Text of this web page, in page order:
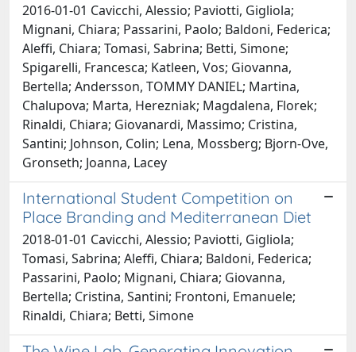
2016-01-01 Cavicchi, Alessio; Paviotti, Gigliola;
Mignani, Chiara; Passarini, Paolo; Baldoni, Federica;
Aleffi, Chiara; Tomasi, Sabrina; Betti, Simone;
Spigarelli, Francesca; Katleen, Vos; Giovanna,
Bertella; Andersson, TOMMY DANIEL; Martina,
Chalupova; Marta, Herezniak; Magdalena, Florek;
Rinaldi, Chiara; Giovanardi, Massimo; Cristina,
Santini; Johnson, Colin; Lena, Mossberg; Bjorn-Ove,
Gronseth; Joanna, Lacey
International Student Competition on
Place Branding and Mediterranean Diet
2018-01-01 Cavicchi, Alessio; Paviotti, Gigliola;
Tomasi, Sabrina; Aleffi, Chiara; Baldoni, Federica;
Passarini, Paolo; Mignani, Chiara; Giovanna,
Bertella; Cristina, Santini; Frontoni, Emanuele;
Rinaldi, Chiara; Betti, Simone